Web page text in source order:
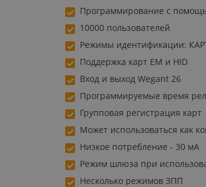
Программирование с
10000 пользователей
Режимы идентификации:
Поддержка карт ЕМ и НID
Вход и выход Wegant 26
Программируемые время
Групповая регистрация карт
Может использоваться как
Низкое потребление - 30 мА
Режим шлюза при
Несколько режимов ЗПП